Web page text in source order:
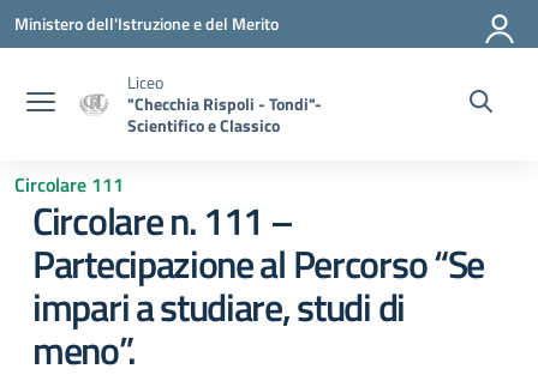
Vai ai contenuti
Vai al menu di navigazione
Vai al footer
Ministero dell'Istruzione e del Merito
Liceo
"Checchia Rispoli - Tondi"-
Scientifico e Classico
Circolare 111
Circolare n. 111 –
Partecipazione al Percorso “Se
impari a studiare, studi di
meno”.